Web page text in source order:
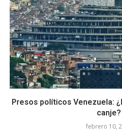
Presos políticos Venezuela:
canje?
febrero 10,